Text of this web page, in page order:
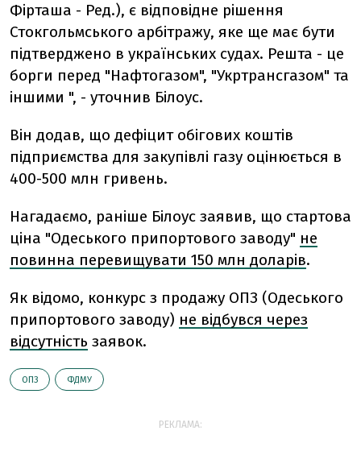
Фірташа - Ред.), є відповідне рішення
Стокгольмського арбітражу, яке ще має бути
підтверджено в українських судах. Решта - це
борги перед "Нафтогазом", "Укртрансгазом" та
іншими ", - уточнив Білоус.
Він додав, що дефіцит обігових коштів
підприємства для закупівлі газу оцінюється в
400-500 млн гривень.
Нагадаємо, раніше Білоус заявив, що стартова
ціна "Одеського припортового заводу" не
повинна перевищувати 150 млн доларів.
Як відомо, конкурс з продажу ОПЗ (Одеського
припортового заводу) не відбувся через
відсутність заявок.
ОПЗ ФДМУ
РЕКЛАМА: